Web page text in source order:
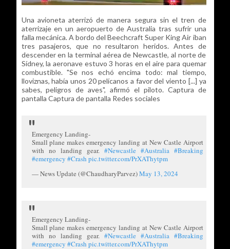
Una avioneta aterrizó de manera segura sin el tren de
aterrizaje en un aeropuerto de Australia tras sufrir una
falla mecánica. A bordo del Beechcraft Super King Air iban
tres pasajeros, que no resultaron heridos. Antes de
descender en la terminal aérea de Newcastle, al norte de
Sídney, la aeronave estuvo 3 horas en el aire para quemar
combustible. "Se nos echó encima todo: mal tiempo,
lloviznas, había unos 20 pelícanos a favor del viento [...] ya
sabes, peligros de aves", afirmó el piloto. Captura de
pantalla Captura de pantalla Redes sociales
Emergency Landing-
Small plane makes emergency landing at New Castle Airport
with no landing gear.#Newcastle #Australia #Breaking
#emergency #Crash pic.twitter.com/PrXAThytpm
— News Update (@ChaudharyParvez)May 13, 2024
Emergency Landing-
Small plane makes emergency landing at New Castle Airport
with no landing gear.#Newcastle #Australia #Breaking
#emergency #Crash pic.twitter.com/PrXAThytpm